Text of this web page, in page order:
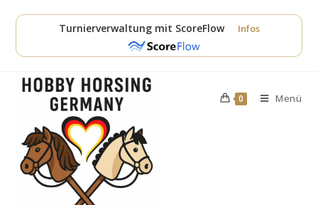
Inhalt
Turnierverwaltung mit ScoreFlow Infos
0 Menü